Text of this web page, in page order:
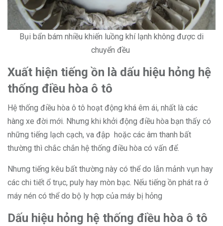
Bụi bẩn bám nhiều khiến luồng khí lạnh không được di
chuyển đều
Xuất hiện tiếng ồn là dấu hiệu hỏng hệ
thống điều hòa ô tô
Hệ thống điều hòa ô tô hoạt động khá êm ái, nhất là các
hàng xe đời mới. Nhưng khi khởi động điều hòa bạn thấy có
những tiếng lạch cạch, va đập hoặc các âm thanh bất
thường thì chắc chắn hệ thống điều hòa có vấn để.
Nhưng tiếng kêu bất thường này có thể do lẫn mảnh vụn hay
các chi tiết ổ trục, puly hay mòn bạc. Nếu tiếng ồn phát ra ở
máy nén có thể do bộ ly hợp của máy bị hỏng
Dấu hiệu hỏng hệ thống điều hòa ô tô